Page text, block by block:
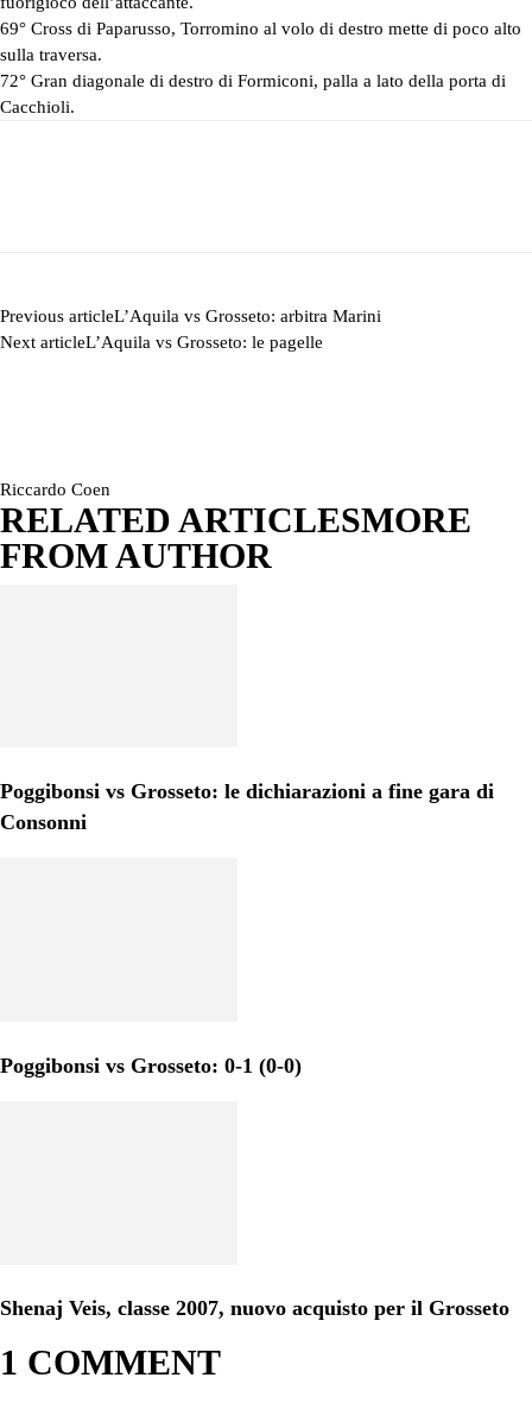
69° Cross di Paparusso, Torromino al volo di destro mette di poco alto
sulla traversa.
72° Gran diagonale di destro di Formiconi, palla a lato della porta di
Cacchioli.
Previous articleL’Aquila vs Grosseto: arbitra Marini
Next articleL’Aquila vs Grosseto: le pagelle
Riccardo Coen
RELATED ARTICLESMORE
FROM AUTHOR
Poggibonsi vs Grosseto: le dichiarazioni a fine gara di
Consonni
Poggibonsi vs Grosseto: 0-1 (0-0)
Shenaj Veis, classe 2007, nuovo acquisto per il Grosseto
1 COMMENT